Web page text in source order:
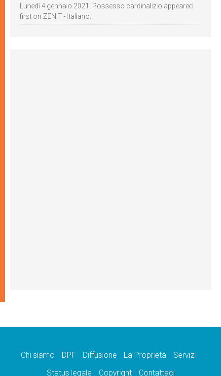
Lunedì 4 gennaio 2021: Possesso cardinalizio appeared
first on ZENIT - Italiano.
Chi siamo DPF Diffusione La Proprietà
Servizi
Status legale
Copyright Contattaci